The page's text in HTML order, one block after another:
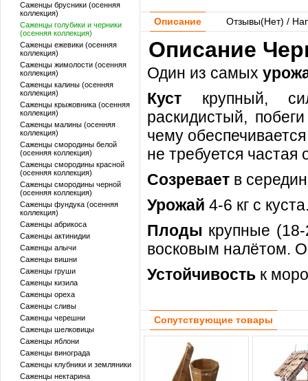
Саженцы брусники (осенняя
коллекция)
Саженцы голубики и черники
(осенняя коллекция)
Саженцы ежевики (осенняя
коллекция)
Саженцы жимолости (осенняя
коллекция)
Саженцы калины (осенняя
коллекция)
Саженцы крыжовника (осенняя
коллекция)
Саженцы малины (осенняя
коллекция)
Саженцы смородины белой
(осенняя коллекция)
Саженцы смородины красной
(осенняя коллекция)
Саженцы смородины черной
(осенняя коллекция)
Саженцы фундука (осенняя
коллекция)
Саженцы абрикоса
Саженцы актинидии
Саженцы алычи
Саженцы вишни
Саженцы груши
Саженцы кизила
Саженцы ореха
Саженцы сливы
Саженцы черешни
Саженцы шелковицы
Саженцы яблони
Саженцы винограда
Саженцы клубники и земляники
Саженцы нектарина
Описание Отзывы(Нет) /
Описание
Один из самых
Куст крупный,
раскидистый,
чему
не требуется частая
Созревает в
Урожай 4-6 кг с
Плоды крупные
восковым налётом.
Устойчивость к
Сопутствующие товары